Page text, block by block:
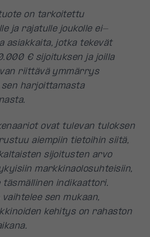
on tarkoitettu
ja rajatulle joukolle ei-
asiakkaita, jotka tekevät
€ sijoituksen ja joilla
riittävä ymmärrys
harjoittamasta
ovat tulevan tuloksen
aiempiin tietoihin siitä,
sijoitusten arvo
markkinaolosuhteisiin,
täsmällinen indikaattori.
sen mukaan,
kehitys on rahaston